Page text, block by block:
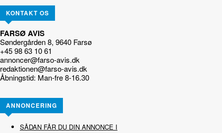
KONTAKT OS
FARSØ AVIS
Søndergården 8, 9640 Farsø
+45 98 63 10 61
annoncer@farso-avis.dk
redaktionen@farso-avis.dk
Åbningstid: Man-fre 8-16.30
ANNONCERING
SÅDAN FÅR DU DIN ANNONCE I